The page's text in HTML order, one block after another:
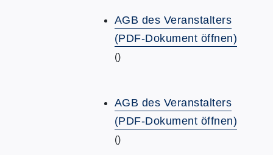
AGB des Veranstalters
(PDF-Dokument öffnen)
()
AGB des Veranstalters
(PDF-Dokument öffnen)
()